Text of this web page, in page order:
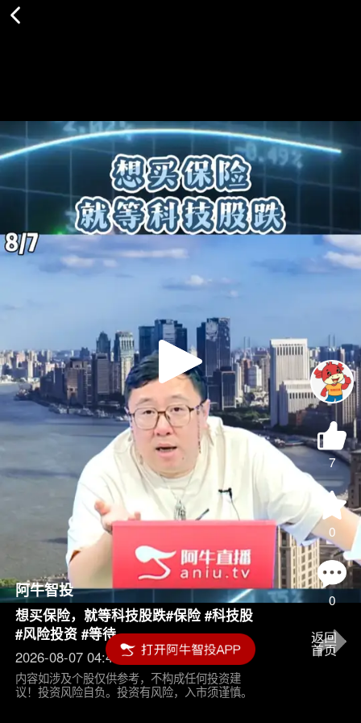
Play
Video
7
0
0
阿牛智投
想买保险，就等科技股跌#保险 #科技股
#风险投资 #等待
2026-08-07 04:45
内容如涉及个股仅供参考，不构成任何投资建
议！投资风险自负。投资有风险，入市须谨慎。